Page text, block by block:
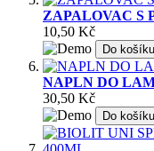
ZAPALOVAC S
10,50 Kč
Do košíku
NAPLN DO
30,50 Kč
Do košíku